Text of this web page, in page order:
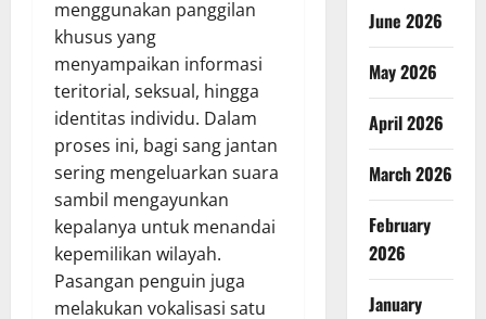
menggunakan panggilan
khusus yang
menyampaikan informasi
teritorial, seksual, hingga
identitas individu. Dalam
proses ini, bagi sang jantan
sering mengeluarkan suara
sambil mengayunkan
kepalanya untuk menandai
kepemilikan wilayah.
Pasangan penguin juga
melakukan vokalisasi satu
June 2026
May 2026
April 2026
March 2026
February
2026
January